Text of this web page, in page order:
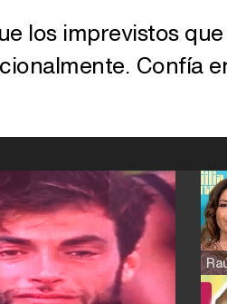
los imprevistos
Confía